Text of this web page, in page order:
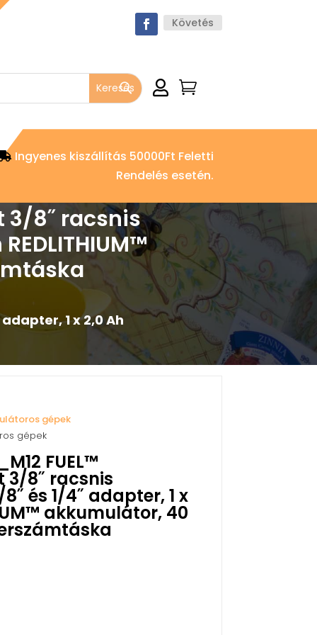
Követés
 
Ingyenes kiszállítás 50000Ft Feletti
Rendelés esetén.
3/8˝ racsnis
1 x 2,0 Ah
gépek
gépek
FUEL™
8˝ racsnis
és 1/4˝ adapter, 1 x
akkumulátor, 40